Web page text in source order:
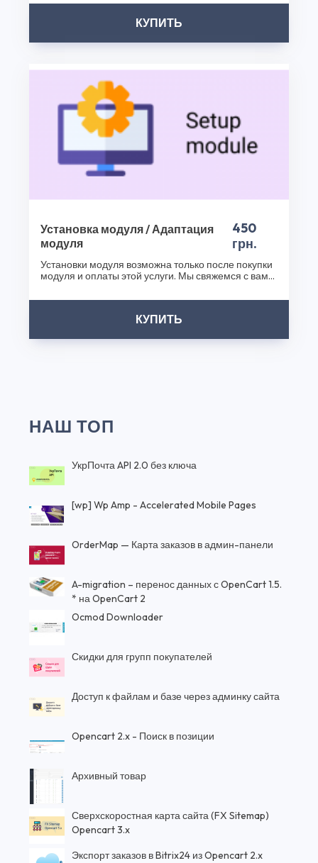
ComingSoon и других наших продуктов. Посетите наш
интернет-магазин плагинов уже сегодня и сделайте
Спасибо, что выбрали CS50!
КУПИТЬ
Установка модуля / Адаптация
модуля
450
грн.
Установки модуля возможна только после покупки
модуля и оплаты этой услуги. Мы свяжемся с вами
КУПИТЬ
НАШ ТОП
УкрПочта API 2.0 без ключа
[wp] Wp Amp - Accelerated Mobile Pages
OrderMap — Карта заказов в админ-панели
A-migration – перенос данных с OpenCart 1.5.
* на OpenCart 2
Ocmod Downloader
Скидки для групп покупателей
Доступ к файлам и базе через админку сайта
Opencart 2.x - Поиск в позиции
Архивный товар
Сверхскоростная карта сайта (FX Sitemap)
Opencart 3.x
Экспорт заказов в Bitrix24 из Opencart 2.x